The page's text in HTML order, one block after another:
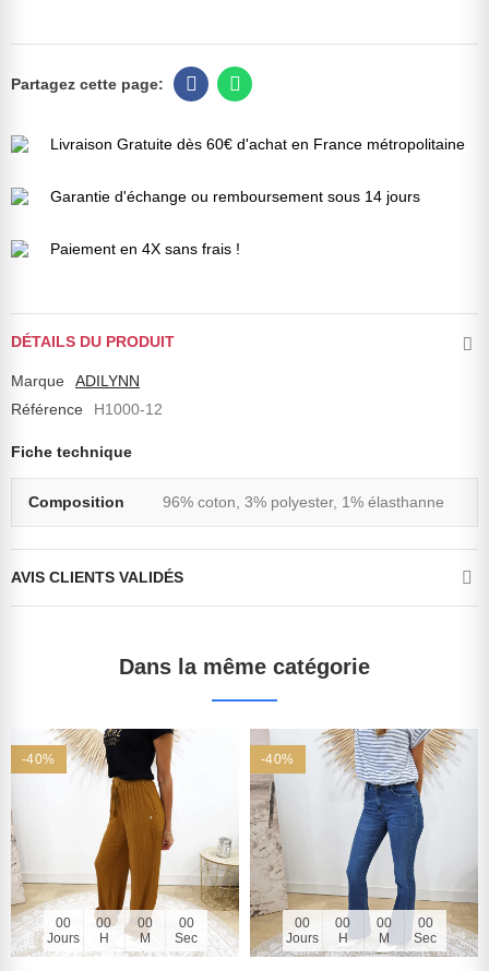
Livraison Gratuite dès 60€ d'achat en France métropolitaine
Garantie d'échange ou remboursement sous 14 jours
Paiement en 4X sans frais !
DÉTAILS DU PRODUIT
Marque
ADILYNN
Référence
H1000-12
Fiche technique
Composition 96% coton, 3% polyester, 1% élasthanne
AVIS CLIENTS VALIDÉS
Dans la même catégorie
-40%
00
Jours
00
H
00
M
00
Sec
-40%
00
Jours
00
H
00
M
00
Sec